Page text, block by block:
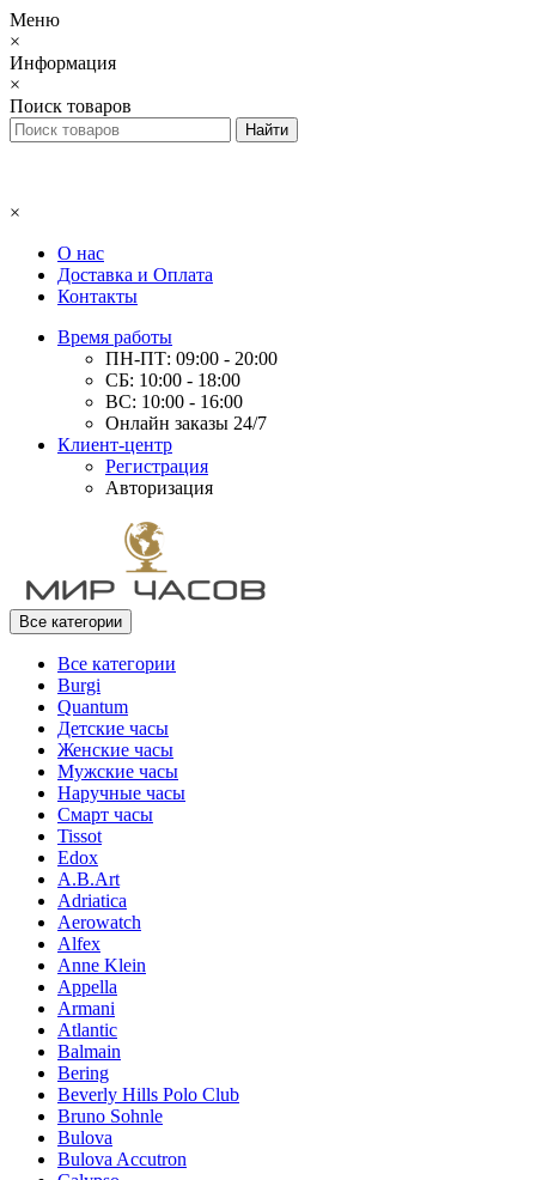
Меню
×
Информация
×
Поиск товаров
×
О нас
Доставка и Оплата
Контакты
Время работы
ПН-ПТ: 09:00 - 20:00
СБ: 10:00 - 18:00
ВС: 10:00 - 16:00
Онлайн заказы 24/7
Клиент-центр
Регистрация
Авторизация
Все категории
Все категории
Burgi
Quantum
Детские часы
Женские часы
Мужские часы
Наручные часы
Смарт часы
Tissot
Edox
A.B.Art
Adriatica
Aerowatch
Alfex
Anne Klein
Appella
Armani
Atlantic
Balmain
Bering
Beverly Hills Polo Club
Bruno Sohnle
Bulova
Bulova Accutron